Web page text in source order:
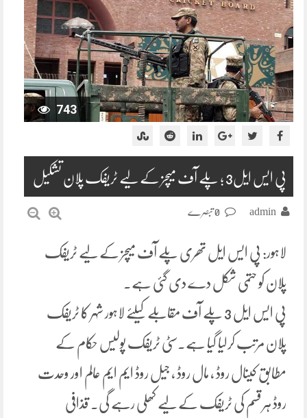
743
پی ایس ایل3 ؛ پلے آف میچز کے لیے ٹریفک پلان تشکیل
admin
لاہور: پی ایس ایل تھری پلے آف میچز کے لیے ٹریفک
پلان کو حتمی شکل دے دی گئی ہے۔
پی ایس ایل 3 پلے آف مقابلے کیلئے لاہور شہر کا ٹریفک
پلان مرتب کرلیا گیا ہے۔سٹی ٹریفک پولیس حکام کے
مطابق کینال روڈ ، مال روڈ ، جیل روڈ ایم ایم عالم اور وحدت
روڈ ہر قسم کی ٹریفک کے لیے کھلی رہے گی۔ قذافی